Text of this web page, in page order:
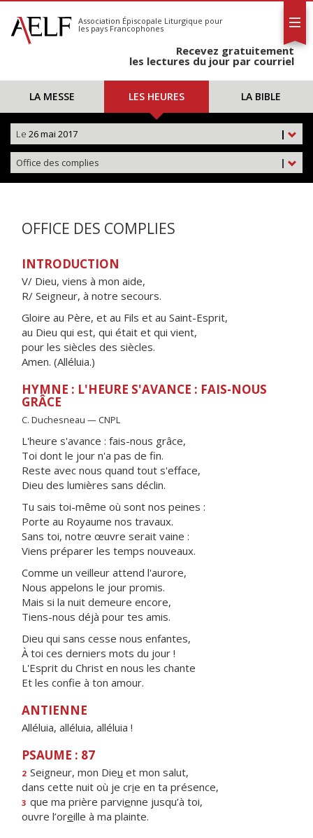
S'abonner
Calendrier
Association Épiscopale Liturgique pour
les pays Francophones
Recevez gratuitement
les lectures du jour par courriel
LA MESSE LES HEURES LA BIBLE
|
Le 26 mai 2017
|
Office des complies
OFFICE DES COMPLIES
INTRODUCTION
V/ Dieu, viens à mon aide,
R/ Seigneur, à notre secours.
Gloire au Père, et au Fils et au Saint-Esprit,
au Dieu qui est, qui était et qui vient,
pour les siècles des siècles.
Amen. (Alléluia.)
HYMNE : L'HEURE S'AVANCE : FAIS-NOUS
GRÂCE
C. Duchesneau — CNPL
L'heure s'avance : fais-nous grâce,
Toi dont le jour n'a pas de fin.
Reste avec nous quand tout s'efface,
Dieu des lumières sans déclin.
Tu sais toi-même où sont nos peines :
Porte au Royaume nos travaux.
Sans toi, notre œuvre serait vaine :
Viens préparer les temps nouveaux.
Comme un veilleur attend l'aurore,
Nous appelons le jour promis.
Mais si la nuit demeure encore,
Tiens-nous déjà pour tes amis.
Dieu qui sans cesse nous enfantes,
À toi ces derniers mots du jour !
L'Esprit du Christ en nous les chante
Et les confie à ton amour.
ANTIENNE
Alléluia, alléluia, alléluia !
PSAUME : 87
2 Seigneur, mon Dieu et mon salut,
dans cette nuit où je crie en ta présence,
3 que ma prière parvienne jusqu’à toi,
ouvre l’oreille à ma plainte.